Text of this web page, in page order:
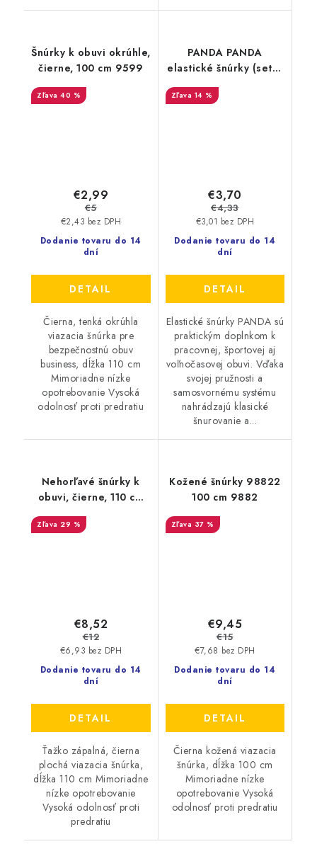
Šnúrky k obuvi okrúhle,
čierne, 100 cm 9599
40 %
Dodanie tovaru do 14
dní
€2,43 bez DPH
€2,99
€5
DETAIL
Čierna, tenká okrúhla
viazacia šnúrka pre
bezpečnostnú obuv
business, dĺžka 110 cm
Mimoriadne nízke
opotrebovanie Vysoká
odolnosť proti predratiu
PANDA PANDA
elastické šnúrky (set) -
0291000899999
14 %
Dodanie tovaru do 14
dní
€3,01 bez DPH
€3,70
€4,33
DETAIL
Elastické šnúrky PANDA sú
praktickým doplnkom k
pracovnej, športovej aj
voľnočasovej obuvi. Vďaka
svojej pružnosti a
samosvornému systému
nahrádzajú klasické
šnurovanie a...
Nehorľavé šnúrky k
obuvi, čierne, 110 cm
9599
29 %
Dodanie tovaru do 14
dní
€6,93 bez DPH
€8,52
€12
DETAIL
Ťažko zápalná, čierna
plochá viazacia šnúrka,
dĺžka 110 cm Mimoriadne
nízke opotrebovanie
Vysoká odolnosť proti
predratiu
Kožené šnúrky 98822
100 cm 9882
37 %
Dodanie tovaru do 14
dní
€7,68 bez DPH
€9,45
€15
DETAIL
Čierna kožená viazacia
šnúrka, dĺžka 100 cm
Mimoriadne nízke
opotrebovanie Vysoká
odolnosť proti predratiu